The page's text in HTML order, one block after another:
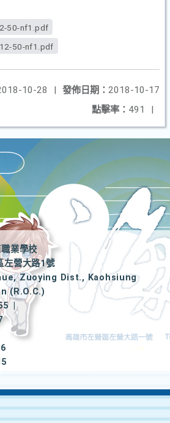
50-nf1.pdf
50-nf1.pdf
發佈日期： 2018-10-17
10-28
|
點擊率： 491 |
業學校
左營大路1號
Zuoying Dist., Kaohsiung
(R.O.C.)
|